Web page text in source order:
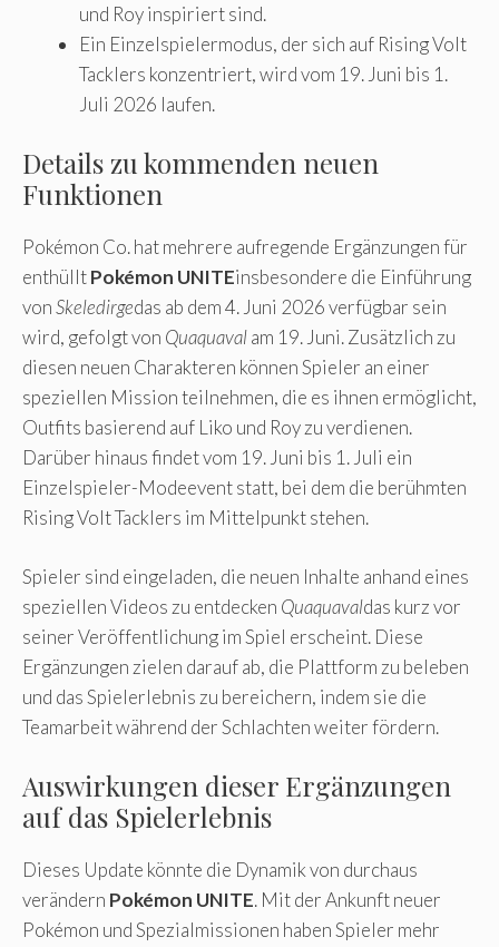
und Roy inspiriert sind.
Ein Einzelspielermodus, der sich auf Rising Volt
Tacklers konzentriert, wird vom 19. Juni bis 1.
Juli 2026 laufen.
Details zu kommenden neuen
Funktionen
Pokémon Co. hat mehrere aufregende Ergänzungen für
enthülltPokémon UNITEinsbesondere die Einführung
vonSkeledirgedas ab dem 4. Juni 2026 verfügbar sein
wird, gefolgt von Quaquavalam 19. Juni. Zusätzlich zu
diesen neuen Charakteren können Spieler an einer
speziellen Mission teilnehmen, die es ihnen ermöglicht,
Outfits basierend auf Liko und Roy zu verdienen.
Darüber hinaus findet vom 19. Juni bis 1. Juli ein
Einzelspieler-Modeevent statt, bei dem die berühmten
Rising Volt Tacklers im Mittelpunkt stehen.
Spieler sind eingeladen, die neuen Inhalte anhand eines
speziellen Videos zu entdecken Quaquavaldas kurz vor
seiner Veröffentlichung im Spiel erscheint. Diese
Ergänzungen zielen darauf ab, die Plattform zu beleben
und das Spielerlebnis zu bereichern, indem sie die
Teamarbeit während der Schlachten weiter fördern.
Auswirkungen dieser Ergänzungen
auf das Spielerlebnis
Dieses Update könnte die Dynamik von durchaus
verändern Pokémon UNITE. Mit der Ankunft neuer
Pokémon und Spezialmissionen haben Spieler mehr